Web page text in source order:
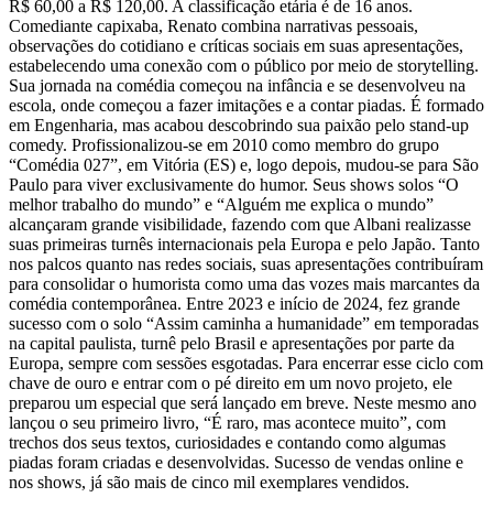
R$ 60,00 a R$ 120,00. A classificação etária é de 16 anos.
Comediante capixaba, Renato combina narrativas pessoais,
observações do cotidiano e críticas sociais em suas apresentações,
estabelecendo uma conexão com o público por meio de storytelling.
Sua jornada na comédia começou na infância e se desenvolveu na
escola, onde começou a fazer imitações e a contar piadas. É formado
em Engenharia, mas acabou descobrindo sua paixão pelo stand-up
comedy. Profissionalizou-se em 2010 como membro do grupo
“Comédia 027”, em Vitória (ES) e, logo depois, mudou-se para São
Paulo para viver exclusivamente do humor. Seus shows solos “O
melhor trabalho do mundo” e “Alguém me explica o mundo”
alcançaram grande visibilidade, fazendo com que Albani realizasse
suas primeiras turnês internacionais pela Europa e pelo Japão. Tanto
nos palcos quanto nas redes sociais, suas apresentações contribuíram
para consolidar o humorista como uma das vozes mais marcantes da
comédia contemporânea. Entre 2023 e início de 2024, fez grande
sucesso com o solo “Assim caminha a humanidade” em temporadas
na capital paulista, turnê pelo Brasil e apresentações por parte da
Europa, sempre com sessões esgotadas. Para encerrar esse ciclo com
chave de ouro e entrar com o pé direito em um novo projeto, ele
preparou um especial que será lançado em breve. Neste mesmo ano
lançou o seu primeiro livro, “É raro, mas acontece muito”, com
trechos dos seus textos, curiosidades e contando como algumas
piadas foram criadas e desenvolvidas. Sucesso de vendas online e
nos shows, já são mais de cinco mil exemplares vendidos.